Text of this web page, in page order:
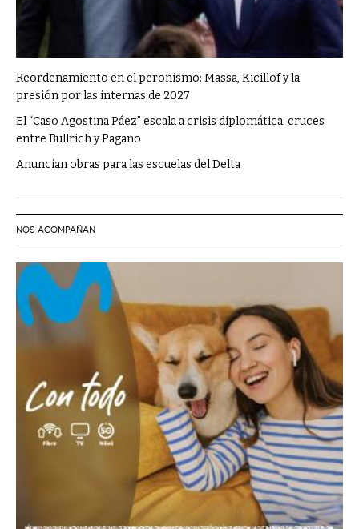
Reordenamiento en el peronismo: Massa, Kicillof y la
presión por las internas de 2027
El “Caso Agostina Páez” escala a crisis diplomática: cruces
entre Bullrich y Pagano
Anuncian obras para las escuelas del Delta
NOS ACOMPAÑAN